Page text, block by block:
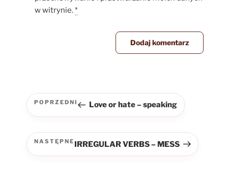
w witrynie.*
wpisu
Poprzedni
POPRZEDNI Love or hate – speaking
Następny
NASTĘPNE IRREGULAR VERBS – MESS